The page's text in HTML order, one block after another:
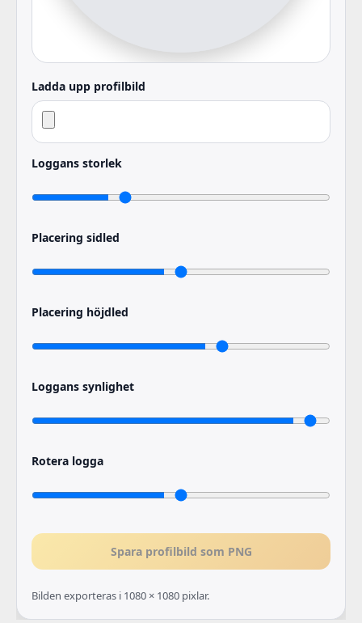
Ladda upp profilbild
Loggans storlek
Placering sidled
Placering höjdled
Loggans synlighet
Rotera logga
Spara profilbild som PNG
Bilden exporteras i 1080 × 1080 pixlar.